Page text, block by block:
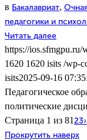
в Бакалавриат,
педагогики и
Читать далее
https://ios.sfmgpu.ru/
1620 1620 isits /wp-
isits2025-09-16
Педагогическое
политические
Страница 1 из 8123›
Прокрутить наверх